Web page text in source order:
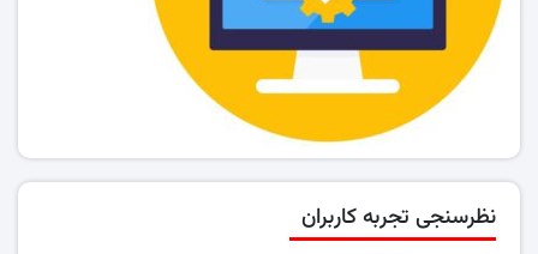
نظرسنجی تجربه کاربران